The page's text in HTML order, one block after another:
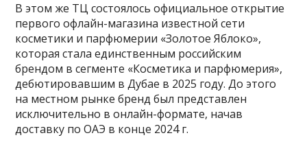
В этом же ТЦ состоялось официальное открытие
первого офлайн-магазина известной сети
косметики и парфюмерии «Золотое Яблоко»,
которая стала единственным российским
брендом в сегменте «Косметика и парфюмерия»,
дебютировавшим в Дубае в 2025 году. До этого
на местном рынке бренд был представлен
исключительно в онлайн-формате, начав
доставку по ОАЭ в конце 2024 г.